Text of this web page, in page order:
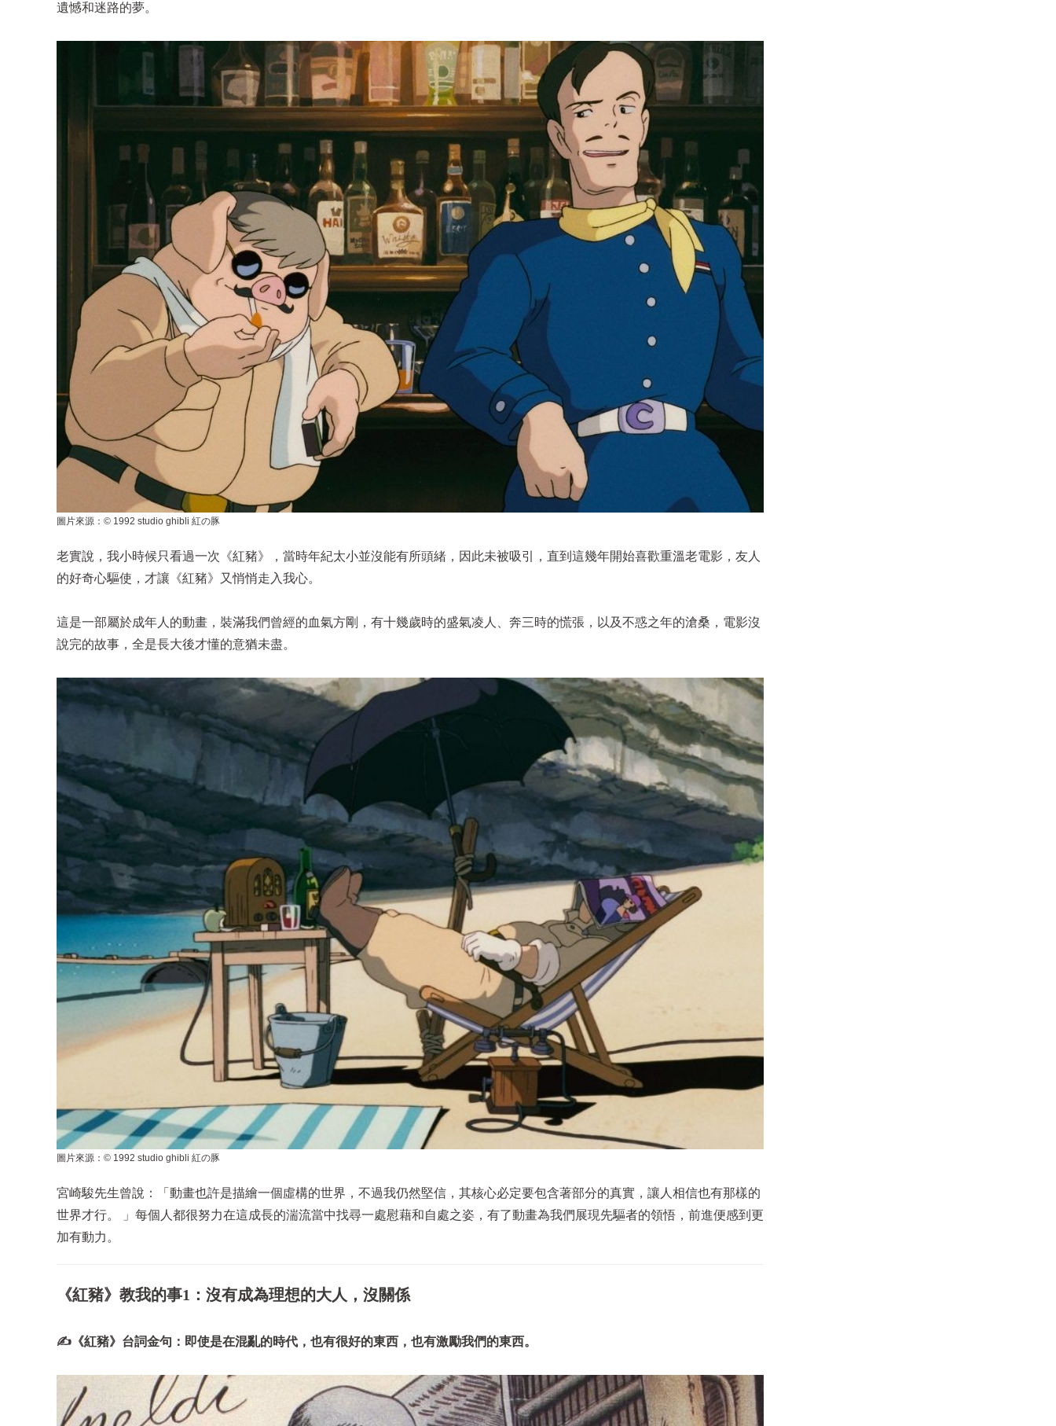
遺憾和迷路的夢。
圖片來源：© 1992 studio ghibli 紅の豚
老實說，我小時候只看過一次《紅豬》，當時年紀太小並沒能有所頭緒，因此未被吸引，直到這幾年開始喜歡重溫老電影，友人
的好奇心驅使，才讓《紅豬》又悄悄走入我心。
這是一部屬於成年人的動畫，裝滿我們曾經的血氣方剛，有十幾歲時的盛氣凌人、奔三時的慌張，以及不惑之年的滄桑，電影沒
說完的故事，全是長大後才懂的意猶未盡。
圖片來源：© 1992 studio ghibli 紅の豚
宮崎駿先生曾說：「動畫也許是描繪一個虛構的世界，不過我仍然堅信，其核心必定要包含著部分的真實，讓人相信也有那樣的
世界才行。 」每個人都很努力在這成長的湍流當中找尋一處慰藉和自處之姿，有了動畫為我們展現先驅者的領悟，前進便感到更
加有動力。
《紅豬》教我的事1：沒有成為理想的大人，沒關係
✍《紅豬》台詞金句：即使是在混亂的時代，也有很好的東西，也有激勵我們的東西。